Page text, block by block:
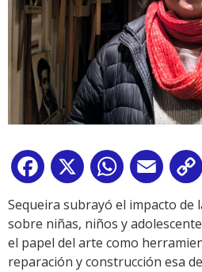
Facebook
X WhatsApp
Email
Sequeira subrayó el impacto de
sobre niñas, niños y
el papel del arte como
reparación y construcción esa